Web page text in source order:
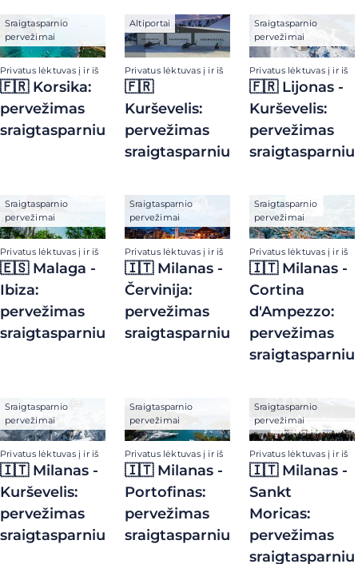
Sraigtasparnio
pervežimai
Privatus lėktuvas į ir iš
🇫🇷 Korsika:
pervežimas
sraigtasparniu
Altiportai
Privatus lėktuvas į ir iš
🇫🇷
Kurševelis:
pervežimas
sraigtasparniu
Sraigtasparnio
pervežimai
Privatus lėktuvas į ir iš
🇫🇷 Lijonas -
Kurševelis:
pervežimas
sraigtasparniu
Sraigtasparnio
pervežimai
Privatus lėktuvas į ir iš
🇪🇸 Malaga -
Ibiza:
pervežimas
sraigtasparniu
Sraigtasparnio
pervežimai
Privatus lėktuvas į ir iš
🇮🇹 Milanas -
Červinija:
pervežimas
sraigtasparniu
Sraigtasparnio
pervežimai
Privatus lėktuvas į ir iš
🇮🇹 Milanas -
Cortina
d'Ampezzo:
pervežimas
sraigtasparniu
Sraigtasparnio
pervežimai
Privatus lėktuvas į ir iš
🇮🇹 Milanas -
Kurševelis:
pervežimas
sraigtasparniu
Sraigtasparnio
pervežimai
Privatus lėktuvas į ir iš
🇮🇹 Milanas -
Portofinas:
pervežimas
sraigtasparniu
Sraigtasparnio
pervežimai
Privatus lėktuvas į ir iš
🇮🇹 Milanas -
Sankt
Moricas:
pervežimas
sraigtasparniu